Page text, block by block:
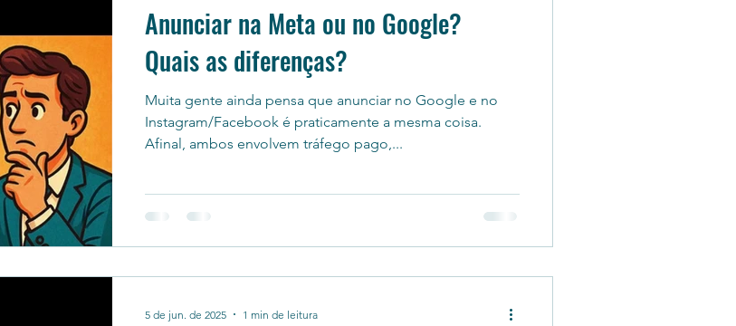
Anunciar na Meta ou no Google?
Quais as diferenças?
Muita gente ainda pensa que anunciar no Google e no
Instagram/Facebook é praticamente a mesma coisa.
Afinal, ambos envolvem tráfego pago,...
5 de jun. de 2025 1 min de leitura